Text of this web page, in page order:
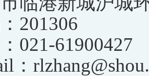
201306
021-61900427
：